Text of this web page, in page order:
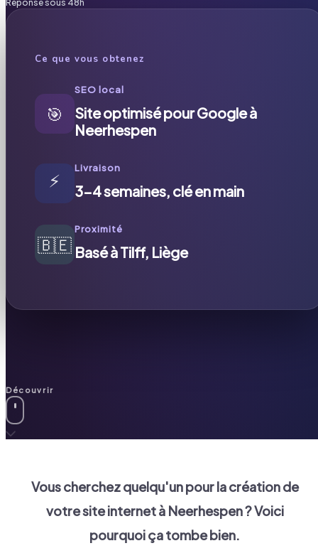
Réponse sous 48h
Ce que vous obtenez
🎯
SEO local
Site optimisé pour Google à
Neerhespen
⚡
Livraison
3-4 semaines, clé en main
🇧🇪
Proximité
Basé à Tilff, Liège
Découvrir
Vous cherchez quelqu'un pour la création de
votre site internet à Neerhespen? Voici
pourquoi ça tombe bien.